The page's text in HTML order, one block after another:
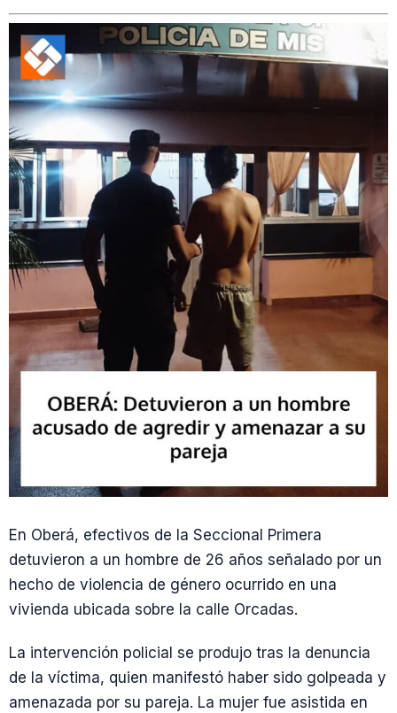
En Oberá, efectivos de la Seccional Primera
detuvieron a un hombre de 26 años señalado por un
hecho de violencia de género ocurrido en una
vivienda ubicada sobre la calle Orcadas.
La intervención policial se produjo tras la denuncia
de la víctima, quien manifestó haber sido golpeada y
amenazada por su pareja. La mujer fue asistida en